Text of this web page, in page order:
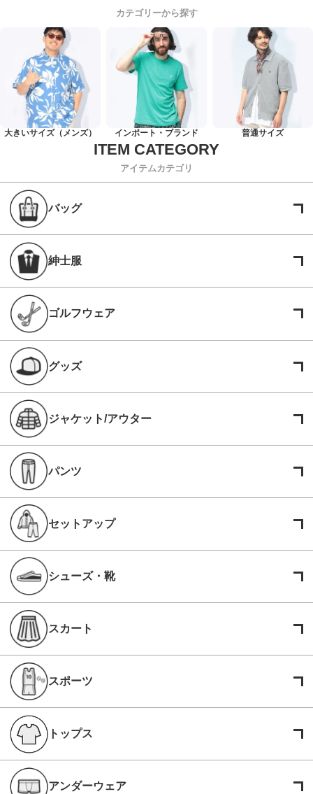
カテゴリーから探す
大きいサイズ（メンズ） インポート・ブランド 普通サイズ
アイテムカテゴリ
バッグ
紳士服
ゴルフウェア
グッズ
ジャケット/アウター
パンツ
セットアップ
シューズ・靴
スカート
スポーツ
トップス
アンダーウェア